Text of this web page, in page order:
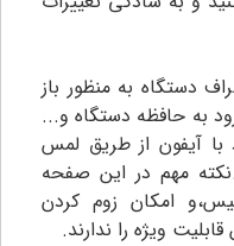
دستگاه به منظور باز
به حافظه دستگاه و...
با آیفون از طریق لمس
مهم در این صفحه
امکان زوم کردن
ویژه را ندارند.